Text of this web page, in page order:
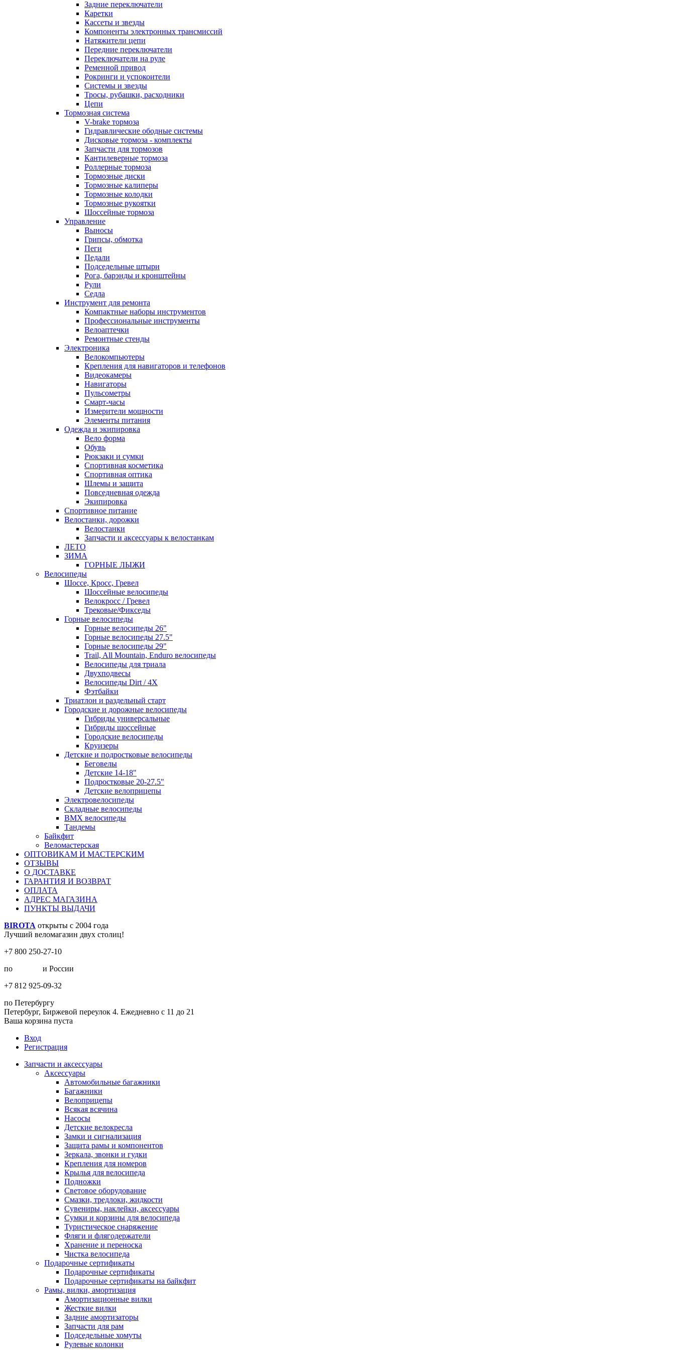
Задние переключатели
Каретки
Кассеты и звезды
Компоненты электронных трансмиссий
Натяжители цепи
Передние переключатели
Переключатели на руле
Ременной привод
Рокринги и успокоители
Системы и звезды
Тросы, рубашки, расходники
Цепи
Тормозная система
V-brake тормоза
Гидравлические ободные системы
Дисковые тормоза - комплекты
Запчасти для тормозов
Кантилеверные тормоза
Роллерные тормоза
Тормозные диски
Тормозные калиперы
Тормозные колодки
Тормозные рукоятки
Шоссейные тормоза
Управление
Выносы
Грипсы, обмотка
Пеги
Педали
Подседельные штыри
Рога, барэнды и кронштейны
Рули
Седла
Инструмент для ремонта
Компактные наборы инструментов
Профессиональные инструменты
Велоаптечки
Ремонтные стенды
Электроника
Велокомпьютеры
Крепления для навигаторов и телефонов
Видеокамеры
Навигаторы
Пульсометры
Смарт-часы
Измерители мощности
Элементы питания
Одежда и экипировка
Вело форма
Обувь
Рюкзаки и сумки
Спортивная косметика
Спортивная оптика
Шлемы и защита
Повседневная одежда
Экипировка
Спортивное питание
Велостанки, дорожки
Велостанки
Запчасти и аксессуары к велостанкам
ЛЕТО
ЗИМА
ГОРНЫЕ ЛЫЖИ
Велосипеды
Шоссе, Кросс, Гревел
Шоссейные велосипеды
Велокросс / Гревел
Трековые/Фикседы
Горные велосипеды
Горные велосипеды 26"
Горные велосипеды 27.5"
Горные велосипеды 29"
Trail, All Mountain, Enduro велосипеды
Велосипеды для триала
Двухподвесы
Велосипеды Dirt / 4X
Фэтбайки
Триатлон и раздельный старт
Городские и дорожные велосипеды
Гибриды универсальные
Гибриды шоссейные
Городские велосипеды
Круизеры
Детские и подростковые велосипеды
Беговелы
Детские 14-18"
Подростковые 20-27.5"
Детские велоприцепы
Электровелосипеды
Складные велосипеды
BMX велосипеды
Тандемы
Байкфит
Веломастерская
ОПТОВИКАМ И МАСТЕРСКИМ
ОТЗЫВЫ
О ДОСТАВКЕ
ГАРАНТИЯ И ВОЗВРАТ
ОПЛАТА
АДРЕС МАГАЗИНА
ПУНКТЫ ВЫДАЧИ
BIROTA открыты с 2004 года
Лучший веломагазин двух столиц!
+7 800 250-27-10
по
и России
+7 812 925-09-32
по Петербургу
Петербург, Биржевой переулок 4. Ежедневно с 11 до 21
Ваша корзина пуста
Вход
Регистрация
Запчасти и аксессуары
Аксессуары
Автомобильные багажники
Багажники
Велоприцепы
Всякая всячина
Насосы
Детские велокресла
Замки и сигнализация
Защита рамы и компонентов
Зеркала, звонки и гудки
Крепления для номеров
Крылья для велосипеда
Подножки
Световое оборудование
Смазки, тредлоки, жидкости
Сувениры, наклейки, аксессуары
Сумки и корзины для велосипеда
Туристическое снаряжение
Фляги и флягодержатели
Хранение и переноска
Чистка велосипеда
Подарочные сертификаты
Подарочные сертификаты
Подарочные сертификаты на байкфит
Рамы, вилки, амортизация
Амортизационные вилки
Жесткие вилки
Задние амортизаторы
Запчасти для рам
Подседельные хомуты
Рулевые колонки